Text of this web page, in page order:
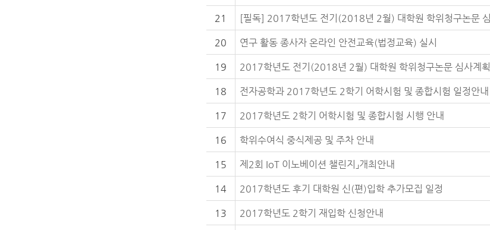
21
20 연구 활동 종사자 온라인 안전교육(법정교육) 실시
19 2017학년도 전기(2018년 2월) 대학원 학위청구논문 심사계획
18 전자공학과 2017학년도 2학기 어학시험 및 종합시험 일정안내
17 2017학년도 2학기 어학시험 및 종합시험 시행 안내
16 학위수여식 중식제공 및 주차 안내
15 제2회 IoT 이노베이션 챌린지」개최안내
14 2017학년도 후기 대학원 신(편)입학 추가모집 일정
13 2017학년도 2학기 재입학 신청안내